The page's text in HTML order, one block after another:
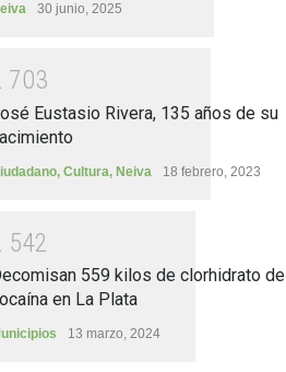
30 junio, 2025
703
Eustasio Rivera, 135 años de su
, Cultura, Neiva 18 febrero, 2023
542
559 kilos de clorhidrato de
en La Plata
13 marzo, 2024